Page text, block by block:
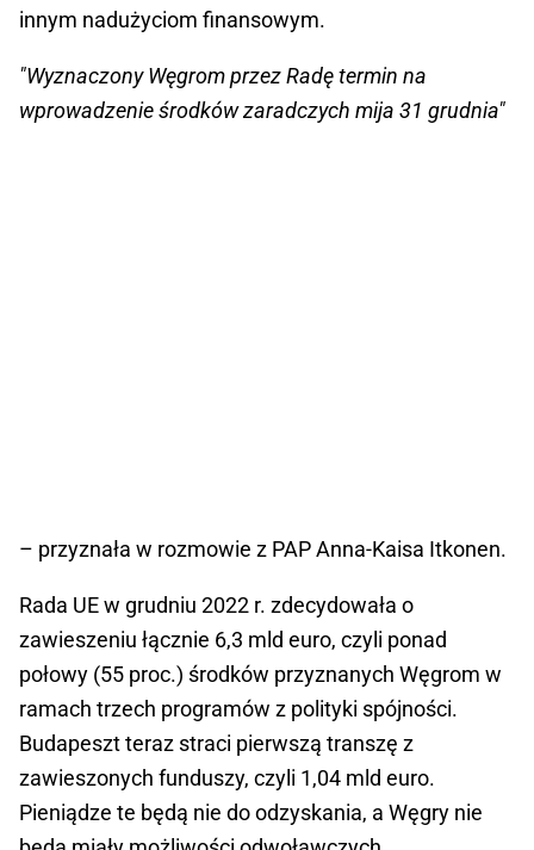
innym nadużyciom finansowym.
"Wyznaczony Węgrom przez Radę termin na
wprowadzenie środków zaradczych mija 31 grudnia"
– przyznała w rozmowie z PAP Anna-Kaisa Itkonen.
Rada UE w grudniu 2022 r. zdecydowała o
zawieszeniu łącznie 6,3 mld euro, czyli ponad
połowy (55 proc.) środków przyznanych Węgrom w
ramach trzech programów z polityki spójności.
Budapeszt teraz straci pierwszą transzę z
zawieszonych funduszy, czyli 1,04 mld euro.
Pieniądze te będą nie do odzyskania, a Węgry nie